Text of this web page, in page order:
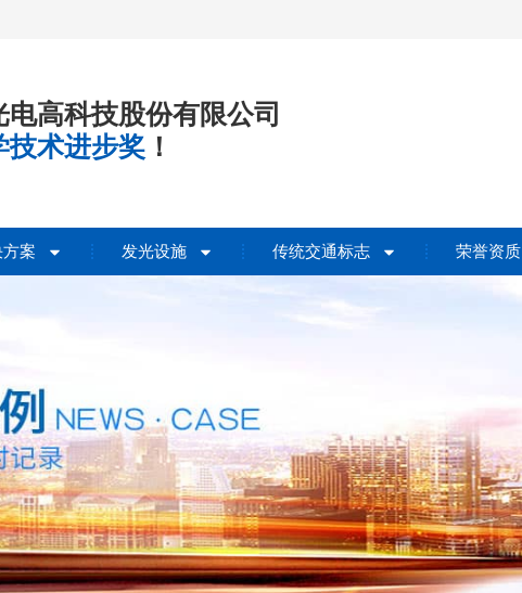
高科技股份有限公司
技术进步奖 ！
案 发光设施 传统交通标志 荣誉资质